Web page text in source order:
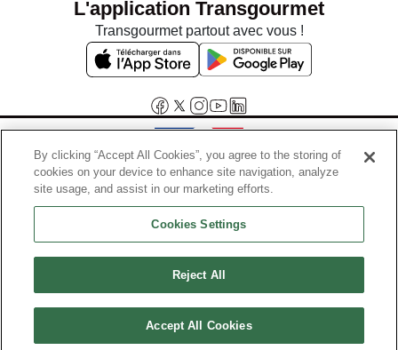
L'application Transgourmet
Transgourmet partout avec vous !
Interdiction de vente de boissons alcooliques aux mineurs de
moins de 18 ans
La preuve de majorité de l'acheteur est exigée au moment de la vente
Code de la santé publique, Aar.l.3342-1 et l.3353-3
© Tous droits réservés
By clicking “Accept All Cookies”, you agree to the storing of
cookies on your device to enhance site navigation, analyze
site usage, and assist in our marketing efforts.
Cookies Settings
Reject All
Accept All Cookies